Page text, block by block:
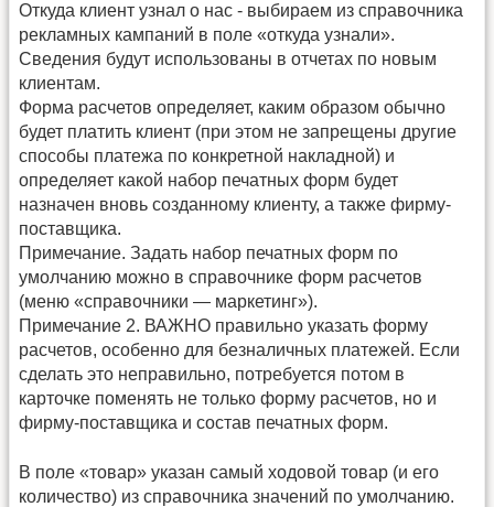
Откуда клиент узнал о нас - выбираем из справочника
рекламных кампаний в поле «откуда узнали».
Сведения будут использованы в отчетах по новым
клиентам.
Форма расчетов определяет, каким образом обычно
будет платить клиент (при этом не запрещены другие
способы платежа по конкретной накладной) и
определяет какой набор печатных форм будет
назначен вновь созданному клиенту, а также фирму-
поставщика.
Примечание. Задать набор печатных форм по
умолчанию можно в справочнике форм расчетов
(меню «справочники — маркетинг»).
Примечание 2. ВАЖНО правильно указать форму
расчетов, особенно для безналичных платежей. Если
сделать это неправильно, потребуется потом в
карточке поменять не только форму расчетов, но и
фирму-поставщика и состав печатных форм.
В поле «товар» указан самый ходовой товар (и его
количество) из справочника значений по умолчанию.